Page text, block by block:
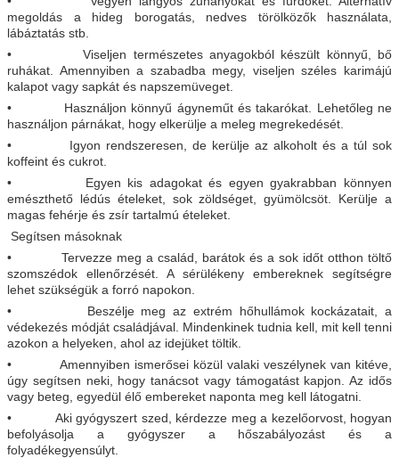
megoldás a hideg borogatás, nedves törölközők használata,
lábáztatás stb.
• Viseljen természetes anyagokból készült könnyű, bő
ruhákat. Amennyiben a szabadba megy, viseljen széles karimájú
kalapot vagy sapkát és napszemüveget.
• Használjon könnyű ágyneműt és takarókat. Lehetőleg ne
használjon párnákat, hogy elkerülje a meleg megrekedését.
• Igyon rendszeresen, de kerülje az alkoholt és a túl sok
koffeint és cukrot.
• Egyen kis adagokat és egyen gyakrabban könnyen
emészthető lédús ételeket, sok zöldséget, gyümölcsöt. Kerülje a
magas fehérje és zsír tartalmú ételeket.
Segítsen másoknak
• Tervezze meg a család, barátok és a sok időt otthon töltő
szomszédok ellenőrzését. A sérülékeny embereknek segítségre
lehet szükségük a forró napokon.
• Beszélje meg az extrém hőhullámok kockázatait, a
védekezés módját családjával. Mindenkinek tudnia kell, mit kell tenni
azokon a helyeken, ahol az idejüket töltik.
• Amennyiben ismerősei közül valaki veszélynek van kitéve,
úgy segítsen neki, hogy tanácsot vagy támogatást kapjon. Az idős
vagy beteg, egyedül élő embereket naponta meg kell látogatni.
• Aki gyógyszert szed, kérdezze meg a kezelőorvost, hogyan
befolyásolja a gyógyszer a hőszabályozást és a
folyadékegyensúlyt.